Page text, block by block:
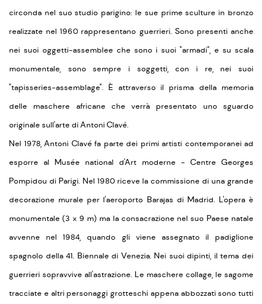
circonda nel suo studio parigino: le sue prime sculture in bronzo
realizzate nel 1960 rappresentano guerrieri. Sono presenti anche
nei suoi oggetti-assemblee che sono i suoi "armadi", e su scala
monumentale, sono sempre i soggetti, con i re, nei suoi
"tapisseries-assemblage". È attraverso il prisma della memoria
delle maschere africane che verrà presentato uno sguardo
originale sull'arte di Antoni Clavé.
Nel 1978, Antoni Clavé fa parte dei primi artisti contemporanei ad
esporre al Musée national d'Art moderne - Centre Georges
Pompidou di Parigi. Nel 1980 riceve la commissione di una grande
decorazione murale per l'aeroporto Barajas di Madrid. L'opera è
monumentale (3 x 9 m) ma la consacrazione nel suo Paese natale
avvenne nel 1984, quando gli viene assegnato il padiglione
spagnolo della 41. Biennale di Venezia. Nei suoi dipinti, il tema dei
guerrieri sopravvive all'astrazione. Le maschere collage, le sagome
tracciate e altri personaggi grotteschi appena abbozzati sono tutti